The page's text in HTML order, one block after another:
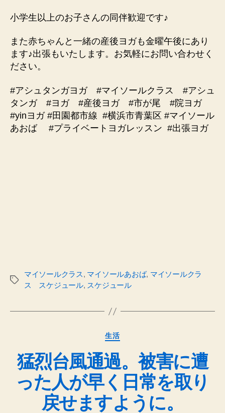
小学生以上のお子さんの同伴歓迎です♪
また赤ちゃんと一緒の産後ヨガも金曜午後にあり
ます♪出張もいたします。お気軽にお問い合わせく
ださい。
#アシュタンガヨガ #マイソールクラス #アシュ
タンガ #ヨガ #産後ヨガ #市が尾 #院ヨガ
#yinヨガ #田園都市線 #横浜市青葉区 #マイソール
あおば #プライベートヨガレッスン #出張ヨガ
タ
マイソールクラス, マイソールあおば, マイソールクラ
ス スケジュール, スケジュール
カ
ゴ
リ
ー
生活
猛烈台風通過。被害に遭
った人が早く日常を取り
戻せますように。